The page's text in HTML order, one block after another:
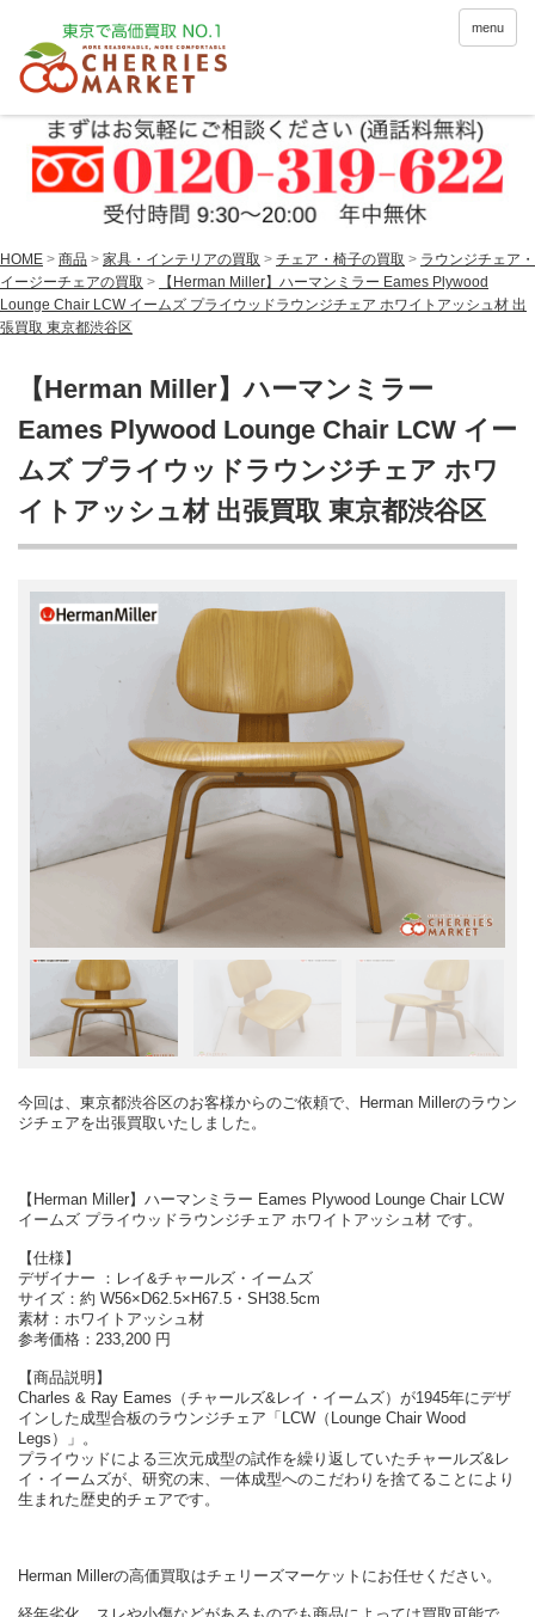
menu
HOME > 商品 > 家具・インテリアの買取 > チェア・椅子の買取 > ラウンジチェア・
イージーチェアの買取 >
【Herman Miller】ハーマンミラー Eames Plywood
Lounge Chair LCW イームズ プライウッドラウンジチェア ホワイトアッシュ材 出
張買取 東京都渋谷区
【Herman Miller】ハーマンミラー
Eames Plywood Lounge Chair LCW イー
ムズ プライウッドラウンジチェア ホワ
イトアッシュ材 出張買取 東京都渋谷区
今回は、東京都渋谷区のお客様からのご依頼で、Herman Millerのラウン
ジチェアを出張買取いたしました。
【Herman Miller】ハーマンミラー Eames Plywood Lounge Chair LCW
イームズ プライウッドラウンジチェア ホワイトアッシュ材 です。
【仕様】
デザイナー ：レイ&チャールズ・イームズ
サイズ：約 W56×D62.5×H67.5・SH38.5cm
素材：ホワイトアッシュ材
参考価格：233,200 円
【商品説明】
Charles & Ray Eames（チャールズ&レイ・イームズ）が1945年にデザ
インした成型合板のラウンジチェア「LCW（Lounge Chair Wood
Legs）」。
プライウッドによる三次元成型の試作を繰り返していたチャールズ&レ
イ・イームズが、研究の末、一体成型へのこだわりを捨てることにより
生まれた歴史的チェアです。
Herman Millerの高価買取はチェリーズマーケットにお任せください。